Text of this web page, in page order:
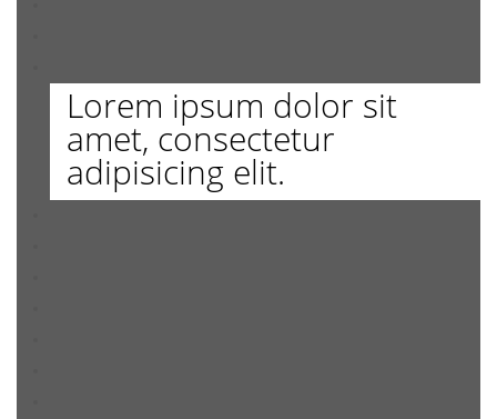
Lorem ipsum dolor sit
amet, consectetur
adipisicing elit.